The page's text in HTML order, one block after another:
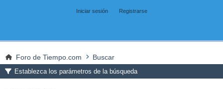
Iniciar sesión Registrarse
Foro de Tiempo.com Buscar
Establezca los parámetros de la búsqueda